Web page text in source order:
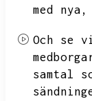
med nya,
Och se
samtal